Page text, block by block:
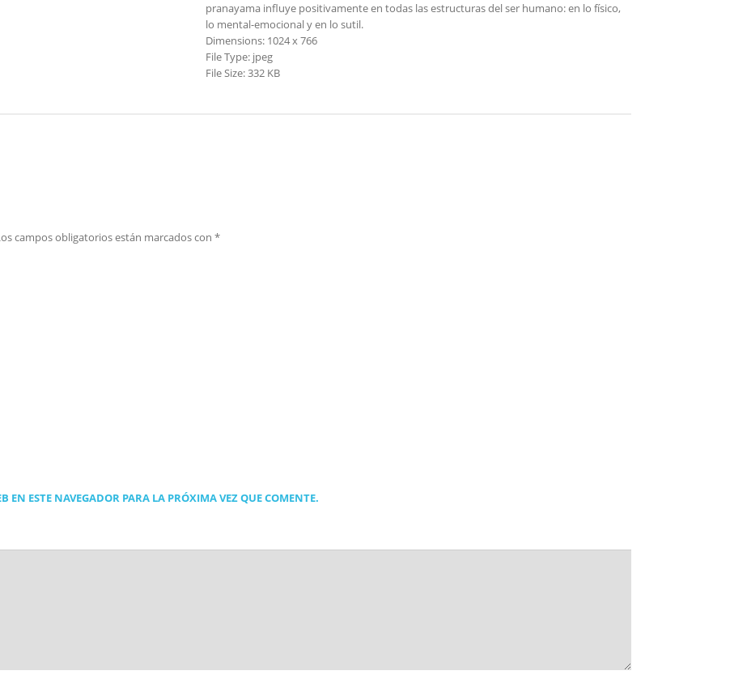
pranayama influye positivamente en todas las estructuras del ser humano: en lo físico,
lo mental-emocional y en lo sutil.
Dimensions: 1024 x 766
File Type: jpeg
File Size:332 KB
campos obligatorios están marcados con *
EN ESTE NAVEGADOR PARA LA PRÓXIMA VEZ QUE COMENTE.